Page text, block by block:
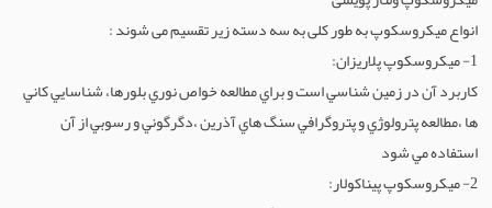
ماشین آلات مرتبط با عمران
ماشین آلات معدن
ماشین آلات و تجهیزات کشاورزی
ماشین آلات - سایر
مشتقات نفتی
نانو مواد
محوطه سازی
نورپردازی
انواع ميكروسكوپ به طور کلی به سه دسته زیر تقسیم می شوند :
1- ميكروسكوپ پلاريزان:
كاربرد آن در زمين شناسي است و براي مطالعه خواص نوري بلورها، شناسايي كاني
ها ،مطالعه پترولوژي و پتروگرافي سنگ هاي آذرين ،دگرگوني و رسوبي از آن
استفاده مي شود
2- ميكروسكوپ پيناكولار: